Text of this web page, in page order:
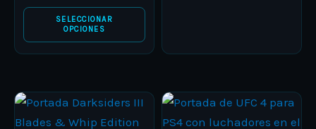
SELECCIONAR
OPCIONES
product
Price
range:
ARS 71.000,00
This
product
Price
range:
ARS
This
product